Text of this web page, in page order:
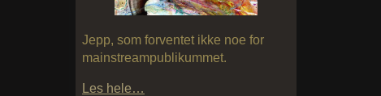
Jepp, som forventet ikke noe for
mainstreampublikummet.
Les hele…